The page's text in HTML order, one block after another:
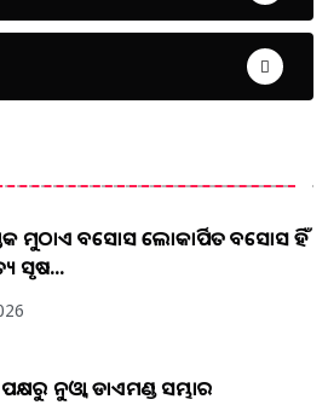
ମୁଠାଏ ଅବସୋସ ଲୋକାର୍ପିତ ଅବସୋସ ହିଁ
ସୃଷ...
ନୁଓ୍ବା ଡାଏମଣ୍ଡ ସମ୍ଭାର